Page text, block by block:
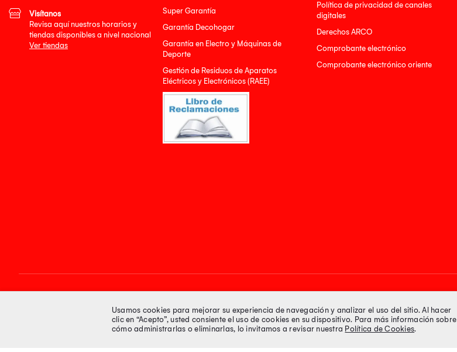
Super Garantía
Garantía Decohogar
Garantía en Electro y Máquinas de
Deporte
Gestión de Residuos de Aparatos
Eléctricos y Electrónicos (RAEE)
Política de privacidad de canales
digitales
Derechos ARCO
Comprobante electrónico
Comprobante electrónico oriente
Visítanos
Revisa aquí nuestros horarios y
tiendas disponibles a nivel nacional
Ver tiendas
Síguenos en Medios de pago
Usamos cookies para mejorar su experiencia de navegación y analizar el uso del sitio. Al hacer
clic en “Acepto”, usted consiente el uso de cookies en su dispositivo. Para más información sobre
cómo administrarlas o eliminarlas, lo invitamos a revisar nuestra Política de Cookies.